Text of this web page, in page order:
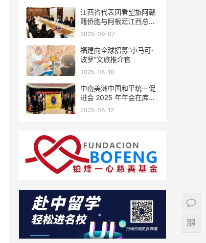
江西省代表团看望旅阿赣
籍侨胞与阿根廷江西总商
会座谈
2025-09-07
福建向全球招募“小马可·
波罗”文旅推介官
2025-08-10
中南美洲中国和平统一促
进会 2025 年年会在库拉
索圆满举行，共绘反“独”
2025-06-12